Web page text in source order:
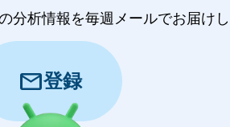
分析情報を毎週メールでお届けし
mail登録